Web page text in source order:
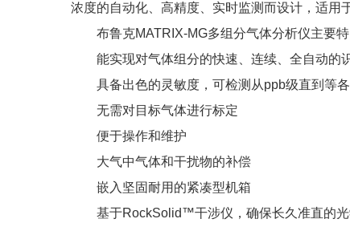
浓度的自动化、高精度、实时监测而设计，适用
布鲁克MATRIX-MG多组分气体分析仪主要特
能实现对气体组分的快速、连续、全自动的
具备出色的灵敏度，可检测从ppb级直到等
无需对目标气体进行标定
便于操作和维护
大气中气体和干扰物的补偿
嵌入坚固耐用的紧凑型机箱
基于RockSolid™干涉仪，确保长久准直的光